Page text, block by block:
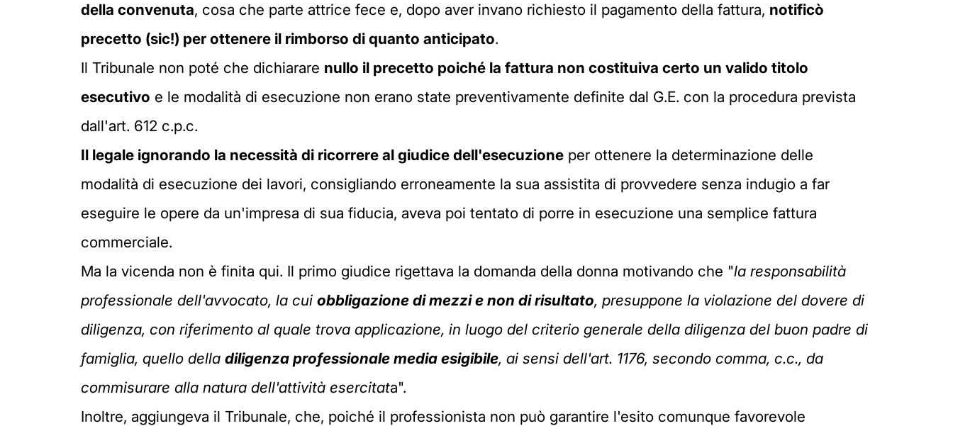
della convenuta, cosa che parte attrice fece e, dopo aver invano richiesto il pagamento della fattura, notificò
precetto (sic!) per ottenere il rimborso di quanto anticipato.
Il Tribunale non poté che dichiarare nullo il precetto poiché la fattura non costituiva certo un valido titolo
esecutivo e le modalità di esecuzione non erano state preventivamente definite dal G.E. con la procedura prevista
dall'art. 612 c.p.c.
Il legale ignorando la necessità di ricorrere al giudice dell'esecuzione per ottenere la determinazione delle
modalità di esecuzione dei lavori, consigliando erroneamente la sua assistita di provvedere senza indugio a far
eseguire le opere da un'impresa di sua fiducia, aveva poi tentato di porre in esecuzione una semplice fattura
commerciale.
Ma la vicenda non è finita qui. Il primo giudice rigettava la domanda della donna motivando che "la responsabilità
professionale dell'avvocato, la cui obbligazione di mezzi e non di risultato, presuppone la violazione del dovere di
diligenza, con riferimento al quale trova applicazione, in luogo del criterio generale della diligenza del buon padre di
famiglia, quello della diligenza professionale media esigibile, ai sensi dell'art. 1176, secondo comma, c.c., da
commisurare alla natura dell'attività esercitata".
Inoltre, aggiungeva il Tribunale, che, poiché il professionista non può garantire l'esito comunque favorevole